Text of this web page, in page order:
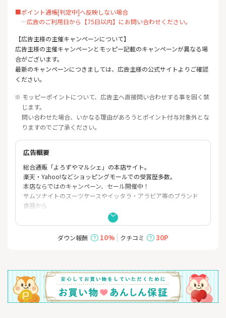
■ポイント通帳[判定中]へ反映しない場合
…広告のご利用日から【75日以内】にお問い合わせください。
【広告主様の主催キャンペーンについて】
広告主様の主催キャンペーンとモッピー記載のキャンペーンが異なる場
合がございます。
最新のキャンペーンにつきましては、広告主様の公式サイトよりご確認
ください。
※ モッピーポイントについて、広告主へ直接問い合わせする事を固く禁
じます。
問い合わせた場合、いかなる理由があろうとポイント付与対象外とな
りますのでご了承ください。
広告概要
総合通販「よろずやマルシェ」の本店サイト。
楽天・Yahoo!などショッピングモールでの受賞歴多数。
本店ならではのキャンペーン、セール開催中！
サムソナイトのスーツケースやイッタラ・アラビア等のブランド
食器から
トイレットペーパー・ドリンク等食品/日用品まで、毎日が特売
日！
ダウン報酬
10% クチコミ 30P